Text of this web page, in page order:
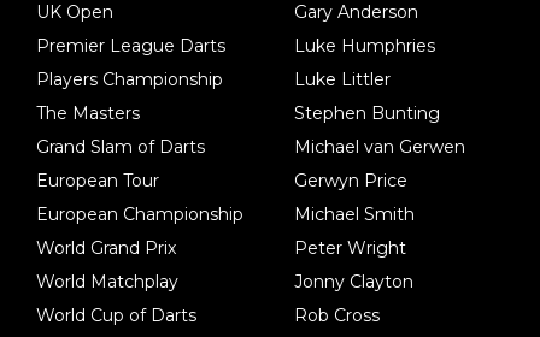
UK Open
Premier League Darts
Players Championship
The Masters
Grand Slam of Darts
European Tour
European Championship
World Grand Prix
World Matchplay
World Cup of Darts
Gary Anderson
Luke Humphries
Luke Littler
Stephen Bunting
Michael van Gerwen
Gerwyn Price
Michael Smith
Peter Wright
Jonny Clayton
Rob Cross